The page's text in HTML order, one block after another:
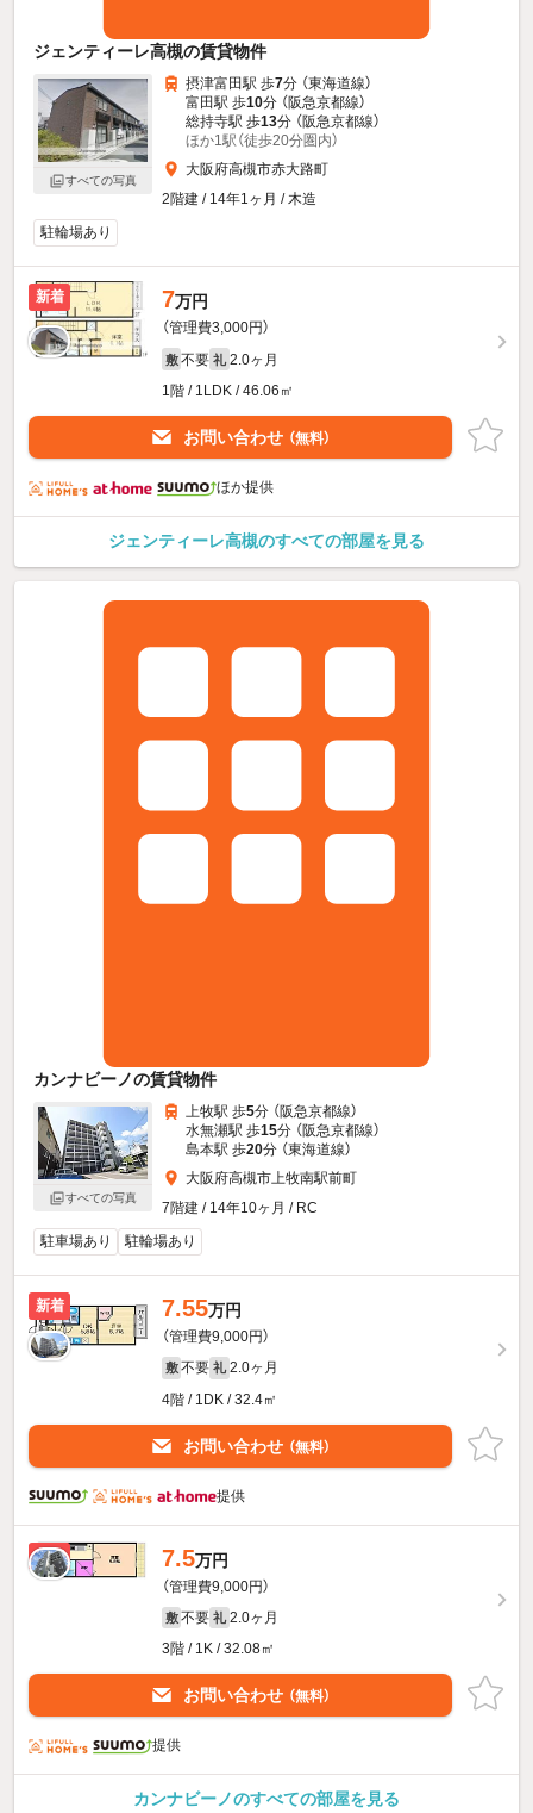
ジェンティーレ高槻の賃貸物件
すべての写真
摂津富田駅 歩7分 （東海道線）
富田駅 歩10分 （阪急京都線）
総持寺駅 歩13分 （阪急京都線）
ほか1駅（徒歩20分圏内）
大阪府高槻市赤大路町
2階建 / 14年1ヶ月 / 木造
駐輪場あり
新着 7万円
（管理費3,000円）
敷 不要 礼 2.0ヶ月
1階 / 1LDK / 46.06㎡
お問い合わせ （無料）
ほか提供
ジェンティーレ高槻のすべての部屋を見る
カンナビーノの賃貸物件
すべての写真
上牧駅 歩5分 （阪急京都線）
水無瀬駅 歩15分 （阪急京都線）
島本駅 歩20分 （東海道線）
大阪府高槻市上牧南駅前町
7階建 / 14年10ヶ月 / RC
駐車場あり
駐輪場あり
新着 7.55万円
（管理費9,000円）
敷 不要 礼 2.0ヶ月
4階 / 1DK / 32.4㎡
お問い合わせ （無料）
提供
新着 7.5万円
（管理費9,000円）
敷 不要 礼 2.0ヶ月
3階 / 1K / 32.08㎡
お問い合わせ （無料）
提供
カンナビーノのすべての部屋を見る